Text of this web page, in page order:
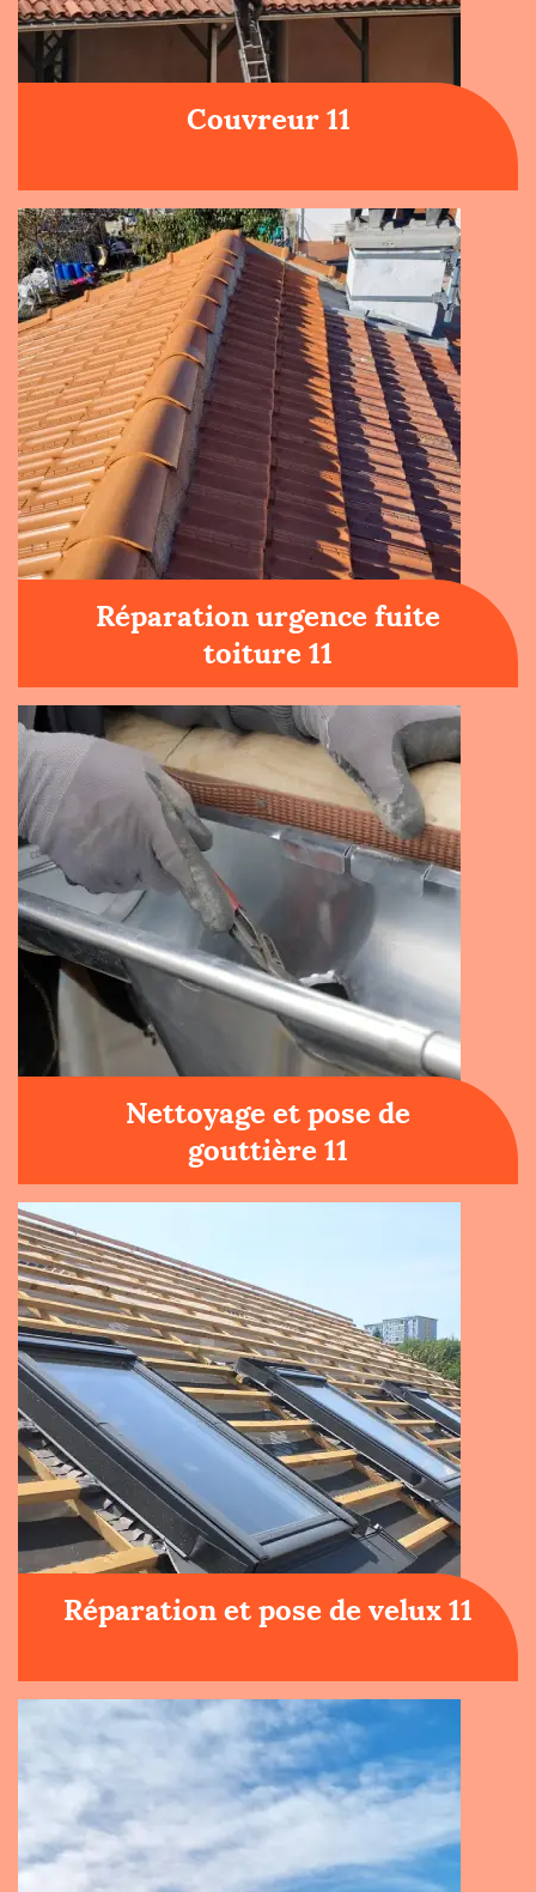
Couvreur 11
Réparation urgence fuite
toiture 11
Nettoyage et pose de
gouttière 11
Réparation et pose de velux 11